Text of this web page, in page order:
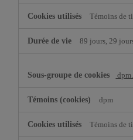
Témoins de
89 jours, 29
dpm
Témoins de